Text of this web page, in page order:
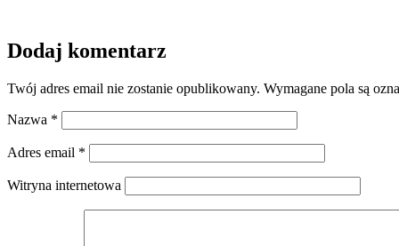
Dodaj komentarz
Twój adres email nie zostanie opublikowany. Wymagane pola są
Nazwa *
Adres email *
Witryna internetowa